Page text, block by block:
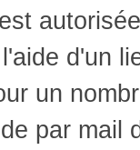
d'un
un
par mail